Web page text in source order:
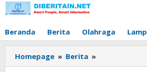
Lewati
ke
Beranda Berita Olahraga
Homepage » Berita »
Torehkan